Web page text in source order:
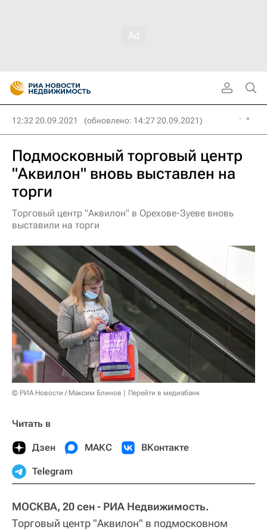
12:32 20.09.2021 (обновлено: 14:27 20.09.2021)
Подмосковный торговый центр
"Аквилон" вновь выставлен на
торги
Торговый центр "Аквилон" в Орехове-Зуеве вновь
выставили на торги
© РИА Новости / Максим Блинов Перейти в медиабанк
Читать в
Дзен МАКС ВКонтакте
Telegram
МОСКВА, 20 сен - РИА Недвижимость.
Торговый центр "Аквилон" в подмосковном